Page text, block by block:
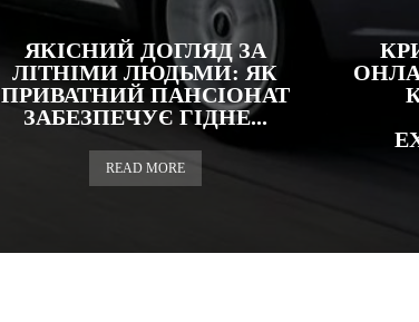
ЯКІСНИЙ ДОГЛЯД ЗА
ЛІТНІМИ ЛЮДЬМИ: ЯК
ПРИВАТНИЙ ПАНСІОНАТ
ЗАБЕЗПЕЧУЄ ГІДНЕ...
READ MORE